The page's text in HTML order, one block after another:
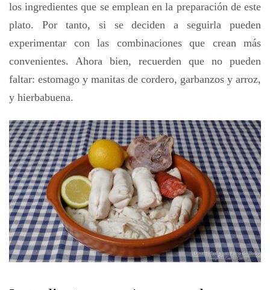
los ingredientes que se emplean en la preparación de este
plato. Por tanto, si se deciden a seguirla pueden
experimentar con las combinaciones que crean más
convenientes. Ahora bien, recuerden que no pueden
faltar: estomago y manitas de cordero, garbanzos y arroz,
y hierbabuena.